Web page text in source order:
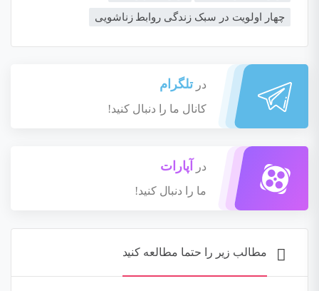
چهار اولویت در سبک زندگی روابط زناشویی
در تلگرام
کانال ما را دنبال کنید!
در آپارات
ما را دنبال کنید!
مطالب زیر را حتما مطالعه کنید